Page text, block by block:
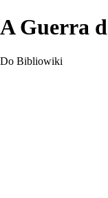
A Guerra
Do Bibliowiki